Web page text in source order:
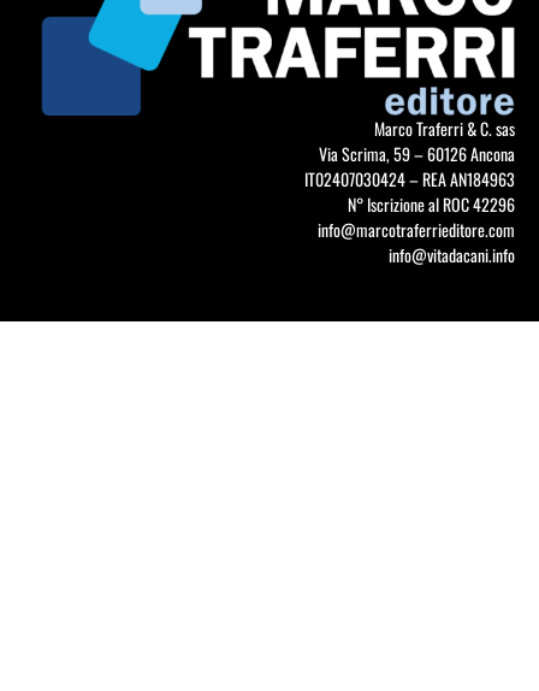
Marco Traferri & C. sas
Via Scrima, 59 – 60126 Ancona
IT02407030424 – REA AN184963
N° Iscrizione al ROC 42296
info@marcotraferrieditore.com
info@vitadacani.info